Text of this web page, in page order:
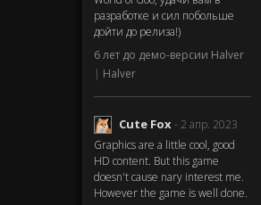
разработке и сил побольше
дойти до релиза!)
6 лет до демо-версии Halver
| Halver
Cute Fox- 2 апр. 2023
Graphics are a little cool, good
HD content. But this game
doesn't cause nary interest me.
However the game is well done.